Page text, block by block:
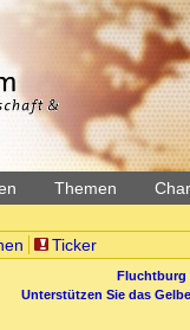
Themen
Ticker
Fluchtburg
Unterstützen Sie das